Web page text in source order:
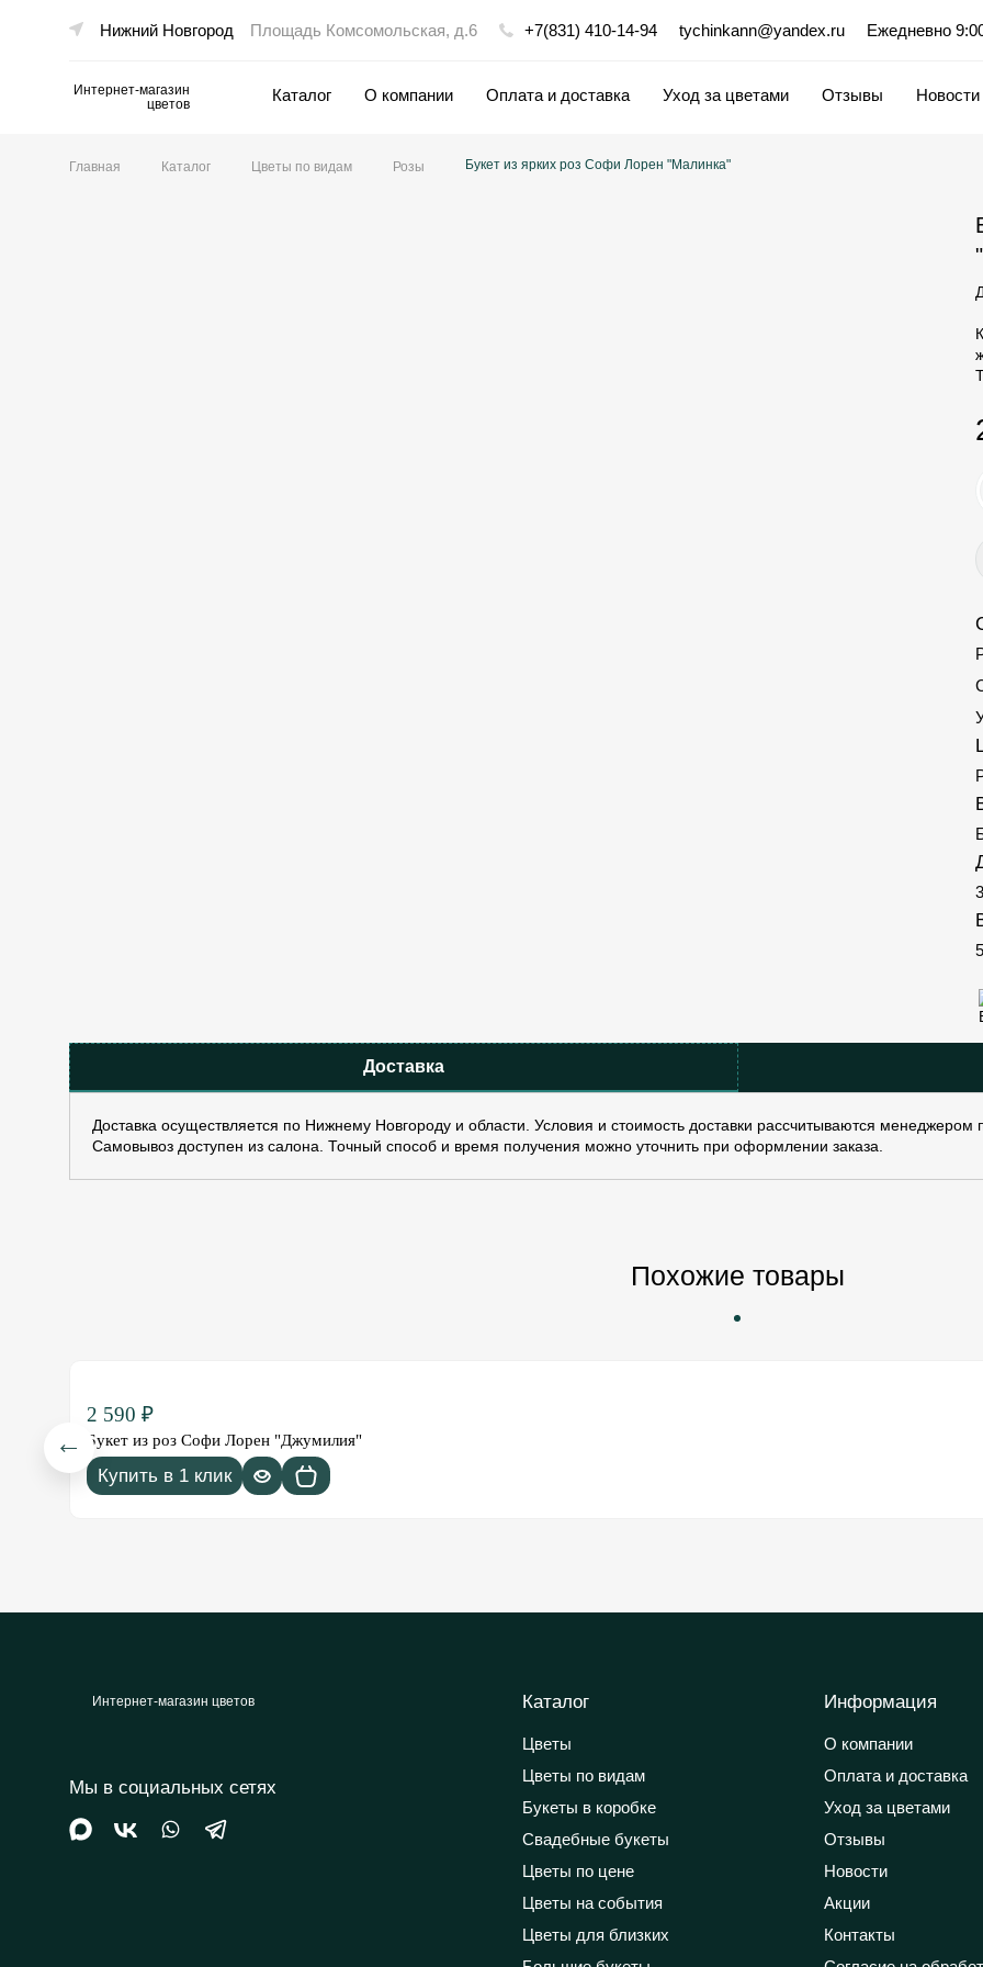
Нижний Новгород Площадь Комсомольская, д.6 +7(831) 410-14-94 tychinkann@yandex.ru Ежедневно
Интернет-магазин
цветов
Каталог О компании Оплата и доставка Уход за цветами Отзывы Новости
Главная Каталог Цветы по видам Розы Букет из ярких роз Софи Лорен "Малинка"
Доставка
Доставка осуществляется по Нижнему Новгороду и области. Условия и стоимость доставки рассчитываются менеджером
Самовывоз доступен из салона. Точный способ и время получения можно уточнить при оформлении заказа.
Похожие товары
2 590 ₽
Купить в 1 клик
Букет из роз Софи Лорен "Джумилия"
Интернет-магазин цветов
Мы в социальных сетях
Каталог
Цветы
Цветы по видам
Букеты в коробке
Свадебные букеты
Цветы по цене
Цветы на события
Цветы для близких
Информация
О компании
Оплата и доставка
Уход за цветами
Отзывы
Новости
Акции
Контакты